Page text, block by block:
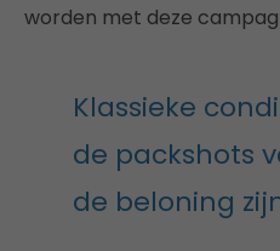
worden met deze
Klassieke
de packshots
de beloning